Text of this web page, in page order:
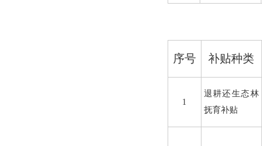
序号 补贴种类
1
退耕还生态林
抚育补贴